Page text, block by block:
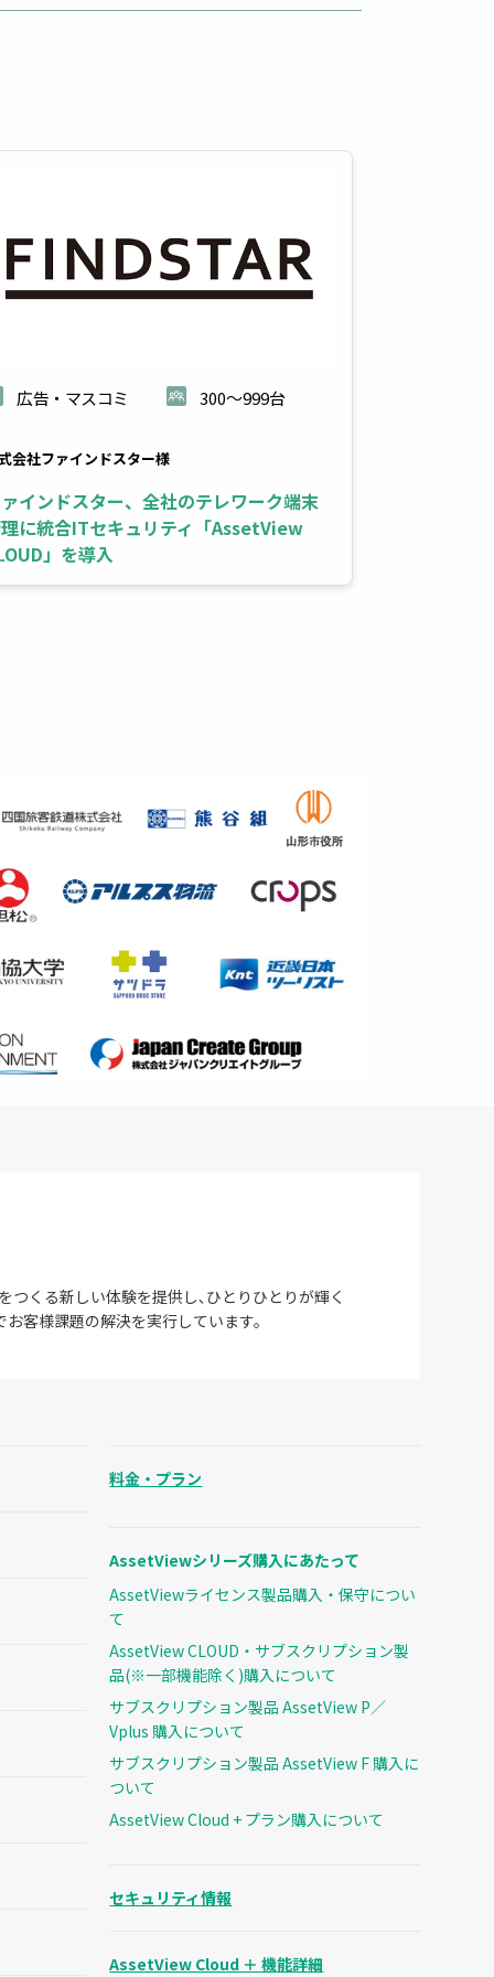
広告・マスコミ 300～999台
会社ファインドスター様
インドスター、全社のテレワーク端末
に統合ITセキュリティ「AssetView
」を導入
つくる新しい体験を提供し､ひとりひとりが輝く
客様課題の解決を実行しています。
料金・プラン
AssetViewシリーズ購入にあたって
AssetViewライセンス製品購入・保守につい
て
AssetView CLOUD・サブスクリプション製
品(※一部機能除く)購入について
サブスクリプション製品 AssetView P／
Vplus 購入について
サブスクリプション製品 AssetView F 購入に
ついて
AssetView Cloud + プラン購入について
セキュリティ情報
AssetView Cloud ＋ 機能詳細